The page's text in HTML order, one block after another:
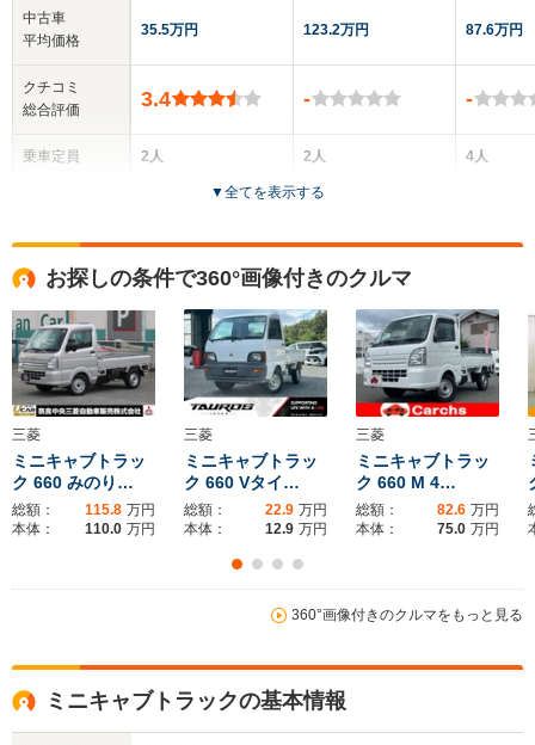
中古車
平均価格
クチコミ
総合評価
乗車定員
サイズ
(全長x全幅x全高)
燃費
35.5万円
3.4
2人
1.66m～1.89m
全幅
1.4m
全長
3.26m～3.3m
ホイールベース
-m
123.2万円
-
2人
2ドア
1.77m
全幅
1.48m
全長
3.4m
ホイールベース
-m
15.7～18.7km/L
└市街地:14.0～
└高速道路:15.9～
87.6万円
-
4人
ホイー
13.1～
└市街地
▼全てを表示する
お探しの条件で360°画像付きのクルマ
三菱
ミニキャブトラッ
ク 660 みのり…
総額： 115.8 万円
本体：
110.0 万円
三菱
ミニキャブトラッ
ク 660 Vタイ…
総額： 22.9 万円
本体：
12.9 万円
三菱
ミニキャブトラッ
ク 660 M 4…
総額： 82.6 万円
本体：
75.0 万円
360°画像付きのクルマをもっと見る
ミニキャブトラックの基本情報